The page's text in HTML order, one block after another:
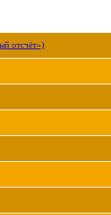
отсчёт»)